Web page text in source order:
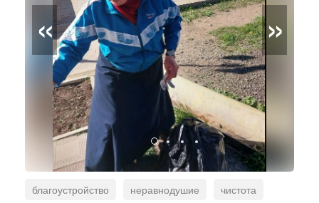
« »
благоустройство неравнодушие
чистота